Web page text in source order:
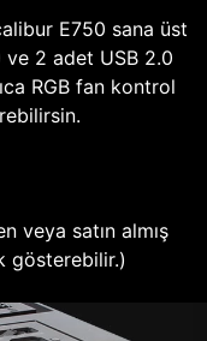
E750 sana üst
2 adet USB 2.0
RGB fan kontrol
veya satın almış
gösterebilir.)